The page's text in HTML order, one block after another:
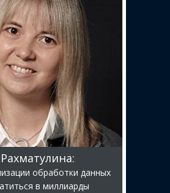
обработки данных
в миллиарды